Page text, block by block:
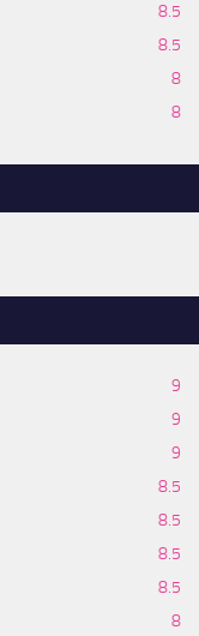
8.5
8.5
8
8
9
9
9
8.5
8.5
8.5
8.5
8